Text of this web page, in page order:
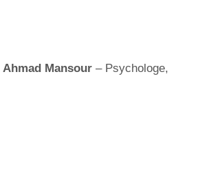
Ahmad Mansour– Psychologe,